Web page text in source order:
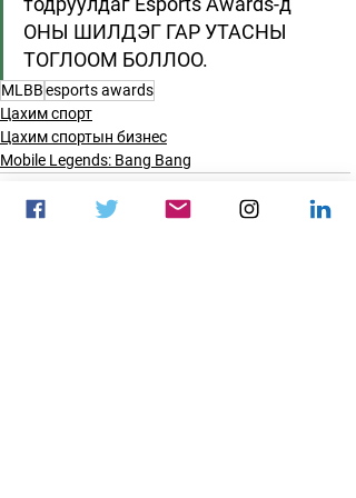
ОНЫ ШИЛДЭГ ГАР УТАСНЫ
ТОГЛООМ БОЛЛОО.
MLBBesports awards
Цахим спорт
Цахим спортын бизнес
Mobile Legends: Bang Bang